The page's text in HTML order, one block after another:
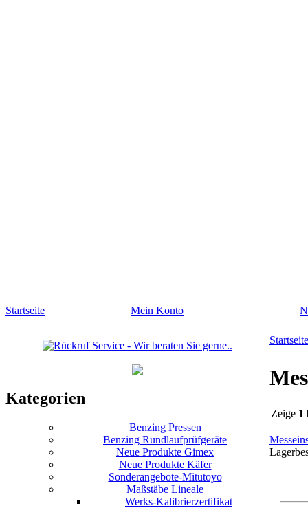
Startseite Mein Konto
Kategorien
Benzing Pressen
Benzing Rundlaufprüfgeräte
Neue Produkte Gimex
Neue Produkte Käfer
Sonderangebote-Mitutoyo
Maßstäbe Lineale
Werks-Kalibrierzertifikat
Startseite
Zeige 1